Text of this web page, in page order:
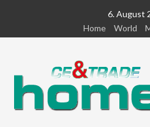
content
6. August
Home
World